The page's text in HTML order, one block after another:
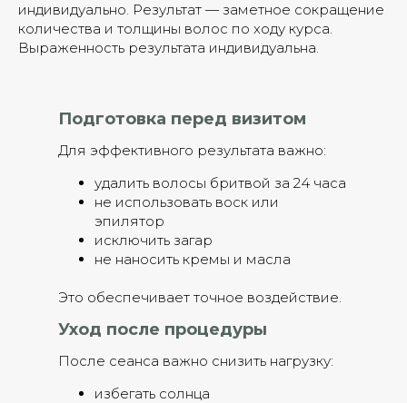
индивидуально. Результат — заметное сокращение
количества и толщины волос по ходу курса.
Выраженность результата индивидуальна.
Для эффективного результата важно:
удалить волосы бритвой за 24 часа
не использовать воск или
эпилятор
исключить загар
не наносить кремы и масла
Это обеспечивает точное воздействие.
Подготовка перед визитом
После сеанса важно снизить нагрузку:
избегать солнца
Уход после процедуры